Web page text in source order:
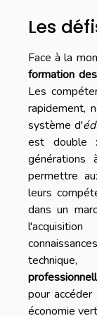
Les
Face à la
formation
Les
rapidement,
système d'
est double
générations
permettre
leurs
dans un
pour
économie